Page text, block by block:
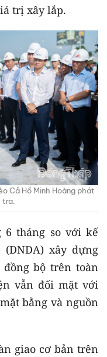
trị xây lắp.
Cả Hồ Minh Hoàng phát
tra.
6 tháng so với kế
xây dựng
bộ trên toàn
vẫn đối mặt với
bằng và nguồn
giao cơ bản trên